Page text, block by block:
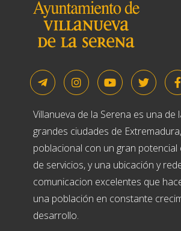
Villanueva de la Serena es una de
grandes ciudades de
poblacional con un gran
de servicios, y una ubicación y
comunicacion excelentes que
una población en constante
desarrollo.